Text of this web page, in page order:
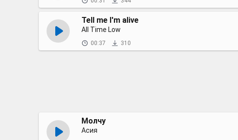
Tell me I'm alive
All Time Low
00:37 310
Молчу
Асия